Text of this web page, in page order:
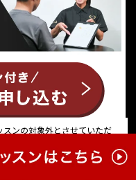
ンの対象外とさせていただ